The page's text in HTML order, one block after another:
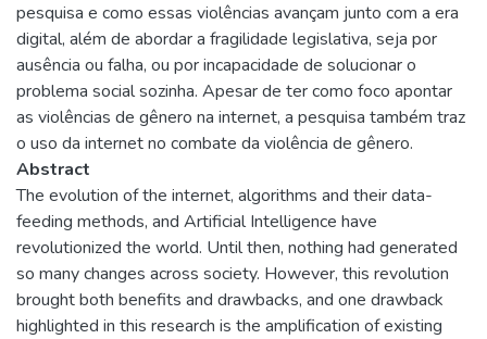
pesquisa e como essas violências avançam junto com a era
digital, além de abordar a fragilidade legislativa, seja por
ausência ou falha, ou por incapacidade de solucionar o
problema social sozinha. Apesar de ter como foco apontar
as violências de gênero na internet, a pesquisa também traz
o uso da internet no combate da violência de gênero.
Abstract
The evolution of the internet, algorithms and their data-
feeding methods, and Artificial Intelligence have
revolutionized the world. Until then, nothing had generated
so many changes across society. However, this revolution
brought both benefits and drawbacks, and one drawback
highlighted in this research is the amplification of existing